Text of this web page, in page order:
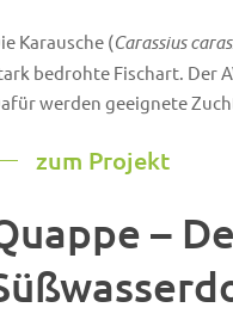
Karausche (Carassius
bedrohte Fischart. Der
werden geeignete
zum Projekt
–